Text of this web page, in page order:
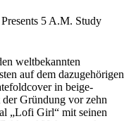
5 A.M. Study
weltbekannten
auf dem dazugehörigen
in beige-
Gründung vor zehn
„Lofi Girl“ mit seinen